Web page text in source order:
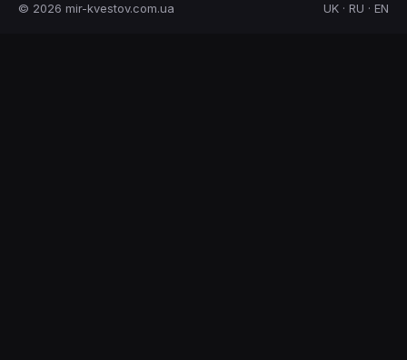
© 2026 mir-kvestov.com.ua UK · RU · EN